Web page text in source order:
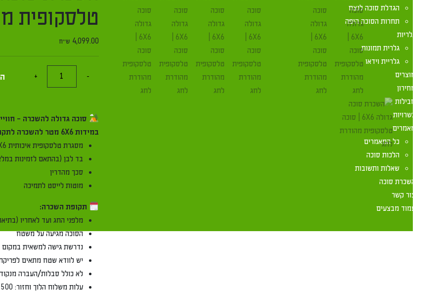
הגדלת סוכה לנצח
תחרות הסוכה היפה
גלרית תמונות
גלריית וידאו
כל המאמרים
הלכות סוכה
שאלות ותשובות
סוכה
מבצעים
טלסקופית
ש"ח
הוספה
סוכה גדולה להשכרה - חוויית חג
מסגרת טלסקופית איכותית 6X6
בד לבן (בהתאם לזמינות במלאי)
סכך מהדרין
מוטות לייסט לתמיכה
תקופת השכרה:
מלפני החג ועד לאחריו (בתיאום מראש)
הסוכה מגיעה על משטח
נדרשת גישה למשאית במקום הפריקה
יש לוודא שטח מתאים לפריקת משטח
לא כולל סבלות/העברה מנקודת הפריקה
עלות משלוח הלוך וחזור: 500 ₪